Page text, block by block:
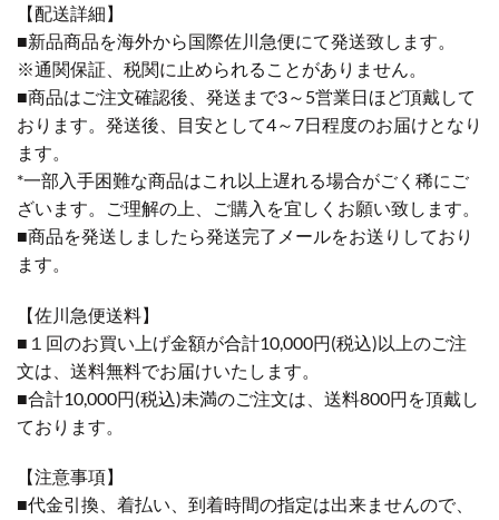
【配送詳細】
■新品商品を海外から国際佐川急便にて発送致します。
※通関保証、税関に止められることがありません。
■商品はご注文確認後、発送まで3～5営業日ほど頂戴して
おります。発送後、目安として4～7日程度のお届けとなり
ます。
*一部入手困難な商品はこれ以上遅れる場合がごく稀にご
ざいます。ご理解の上、ご購入を宜しくお願い致します。
■商品を発送しましたら発送完了メールをお送りしており
ます。
【佐川急便送料】
■１回のお買い上げ金額が合計10,000円(税込)以上のご注
文は、送料無料でお届けいたします。
■合計10,000円(税込)未満のご注文は、送料800円を頂戴し
ております。
【注意事項】
■代金引換、着払い、到着時間の指定は出来ませんので、